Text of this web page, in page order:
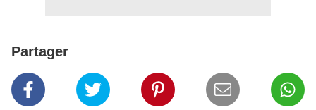
Partager